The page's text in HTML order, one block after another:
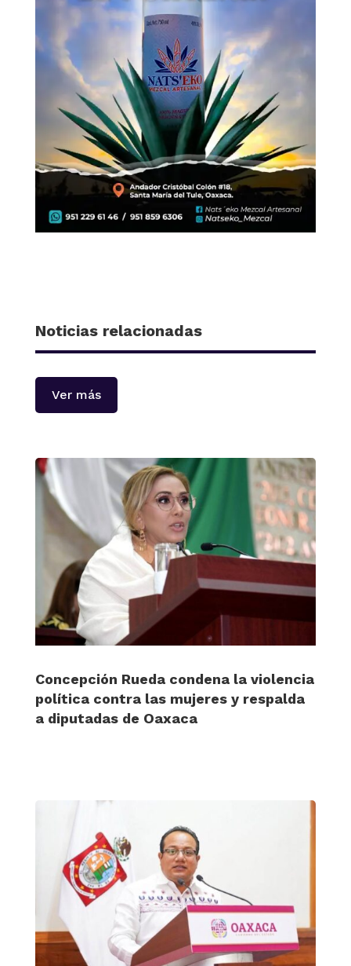
Noticias relacionadas
Ver más
Concepción Rueda condena la violencia
política contra las mujeres y respalda
a diputadas de Oaxaca